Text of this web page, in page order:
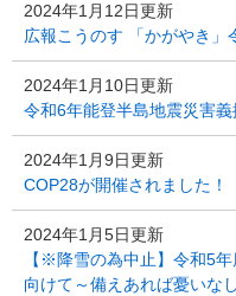
2024年1月12日更新
広報こうのす 「かがやき」
2024年1月10日更新
令和6年能登半島地震災害
2024年1月9日更新
COP28が開催されました！
2024年1月5日更新
【※降雪の為中止】令和5
向けて～備えあれば憂いな